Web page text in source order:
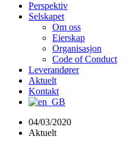
Perspektiv
Selskapet
Om oss
Eierskap
Organisasjon
Code of Conduct
Leverandører
Aktuelt
Kontakt
04/03/2020
Aktuelt